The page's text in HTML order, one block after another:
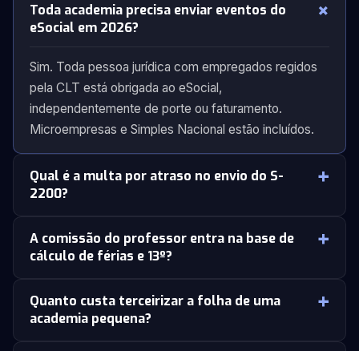
Toda academia precisa enviar eventos do
eSocial em 2026?
Sim. Toda pessoa jurídica com empregados regidos
pela CLT está obrigada ao eSocial,
independentemente de porte ou faturamento.
Microempresas e Simples Nacional estão incluídos.
Qual é a multa por atraso no envio do S-
2200?
A comissão do professor entra na base de
cálculo de férias e 13º?
Quanto custa terceirizar a folha de uma
academia pequena?